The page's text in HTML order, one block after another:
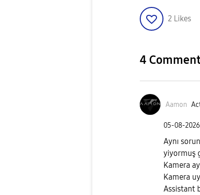
2 Likes
4
Aamon
‎05-08-2026
Aynı
yiyormuş
Kamera
Kamera
Assistant